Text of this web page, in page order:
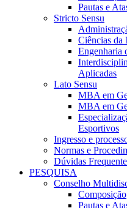
Pautas e
Stricto Sensu
Ciências da
Engenharia
Aplicadas
Lato Sensu
MBA em
MBA em
Esportivos
Ingresso e
Normas e
Dúvidas
PESQUISA
Conselho
Composição
Pautas e